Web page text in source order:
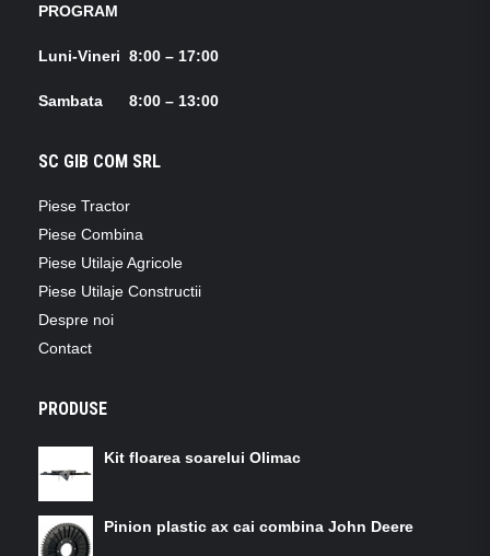
PROGRAM
Luni-Vineri 8:00 – 17:00
Sambata 8:00 – 13:00
SC GIB COM SRL
Piese Tractor
Piese Combina
Piese Utilaje Agricole
Piese Utilaje Constructii
Despre noi
Contact
PRODUSE
Kit floarea soarelui Olimac
Pinion plastic ax cai combina John Deere